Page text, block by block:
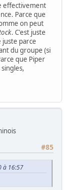
effectivement
Parce que
on peut
. C'est juste
parce
du groupe (si
que Piper
#85
à 16:57